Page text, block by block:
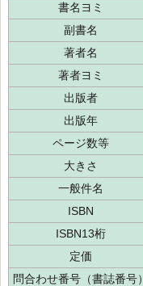
書名ヨミ
副書名
著者名
著者ヨミ
出版者
出版年
ページ数等
大きさ
一般件名
ISBN
ISBN13桁
定価
問合わせ番号（書誌番号）